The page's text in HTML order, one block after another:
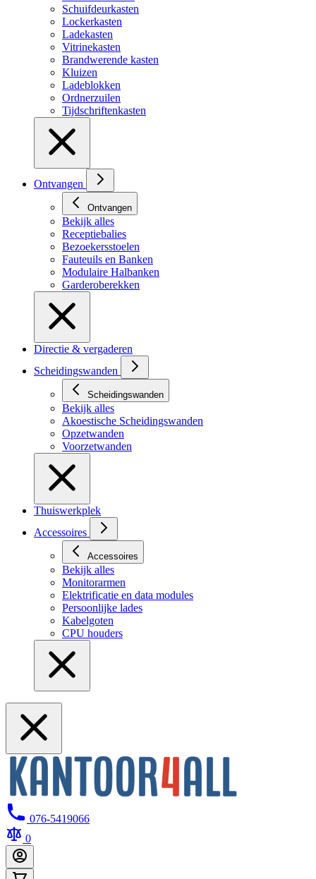
Schuifdeurkasten
Lockerkasten
Ladekasten
Vitrinekasten
Brandwerende kasten
Kluizen
Ladeblokken
Ordnerzuilen
Tijdschriftenkasten
Ontvangen
Ontvangen
Bekijk alles
Receptiebalies
Bezoekersstoelen
Fauteuils en Banken
Modulaire Halbanken
Garderoberekken
Directie & vergaderen
Scheidingswanden
Scheidingswanden
Bekijk alles
Akoestische Scheidingswanden
Opzetwanden
Voorzetwanden
Thuiswerkplek
Accessoires
Accessoires
Bekijk alles
Monitorarmen
Elektrificatie en data modules
Persoonlijke lades
Kabelgoten
CPU houders
076-5419066
0